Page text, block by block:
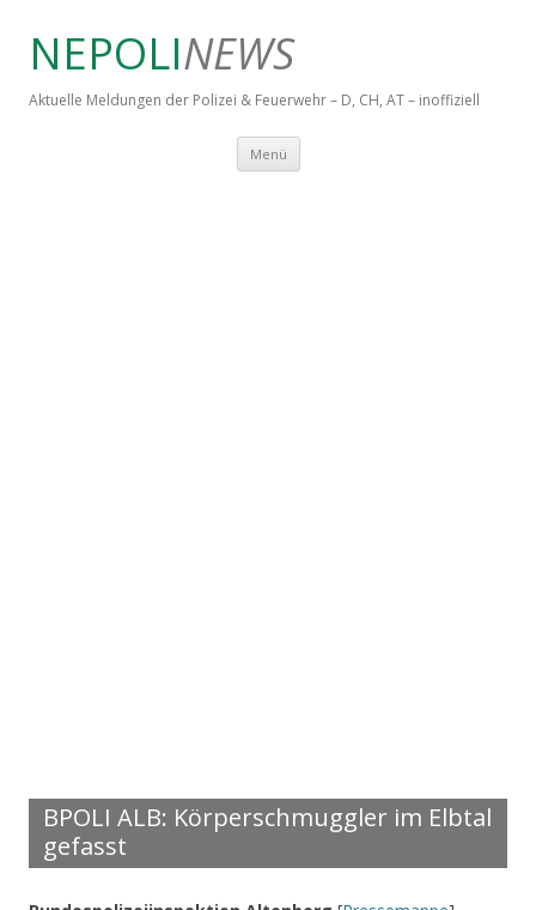
NEPOLINEWS
Aktuelle Meldungen der Polizei & Feuerwehr – D, CH, AT – inoffiziell
Menü Springe zum Inhalt
BPOLI ALB: Körperschmuggler im Elbtal
gefasst